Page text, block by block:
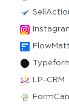
LP-CRM
FormCan